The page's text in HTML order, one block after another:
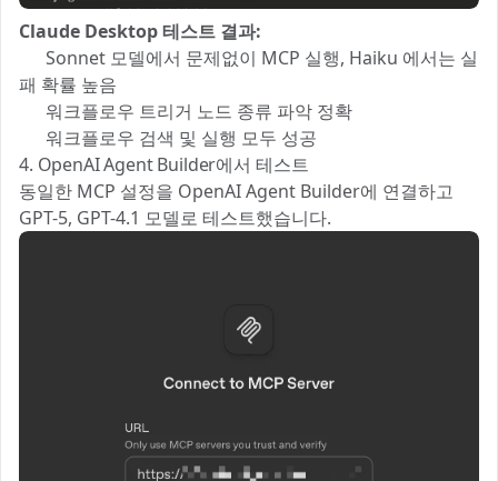
Claude Desktop 테스트 결과:
✅ Sonnet 모델에서 문제없이 MCP 실행, Haiku 에서는 실
패 확률 높음
✅ 워크플로우 트리거 노드 종류 파악 정확
✅ 워크플로우 검색 및 실행 모두 성공
4. OpenAI Agent Builder에서 테스트
동일한 MCP 설정을 OpenAI Agent Builder에 연결하고
GPT-5, GPT-4.1 모델로 테스트했습니다.